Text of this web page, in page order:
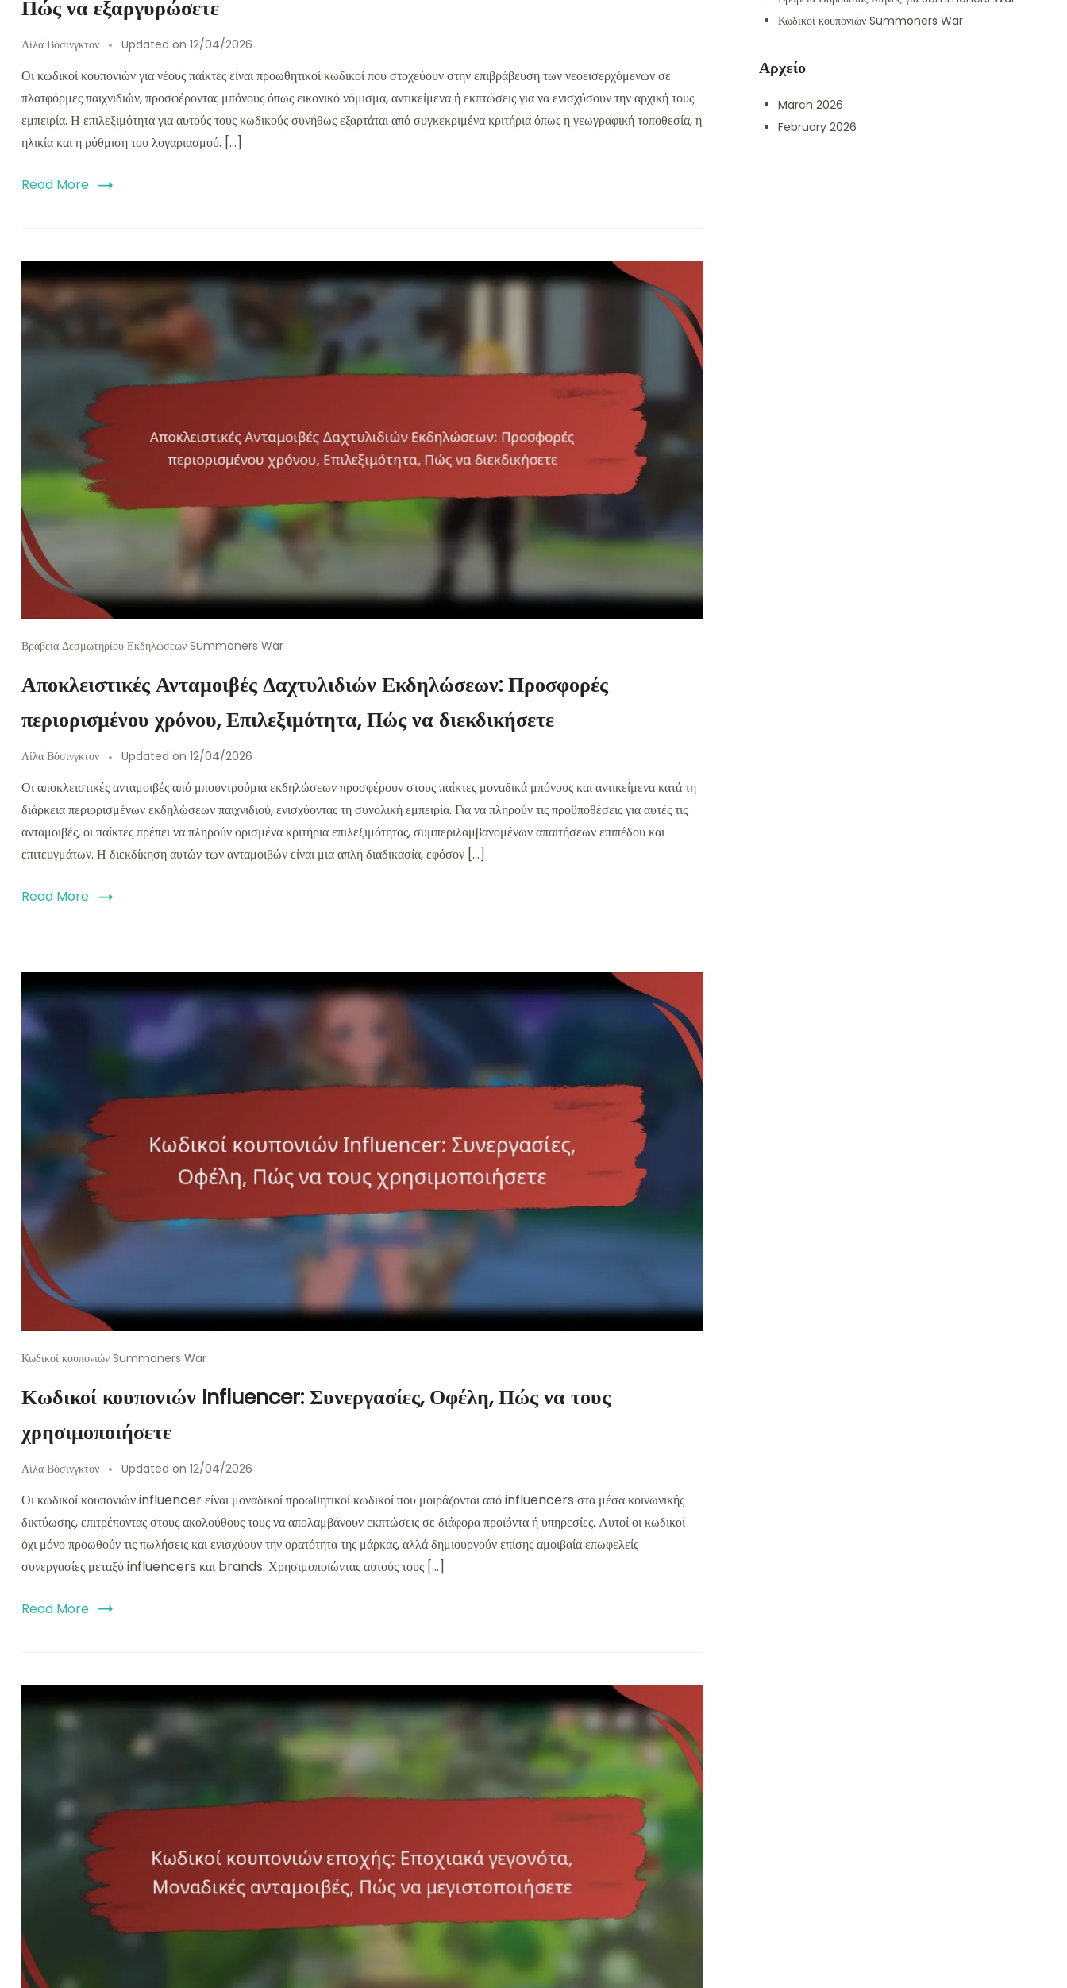
Πώς να εξαργυρώσετε
Λίλα Βόσινγκτον Updated on 12/04/2026
Οι κωδικοί κουπονιών για νέους παίκτες είναι προωθητικοί κωδικοί που στοχεύουν στην επιβράβευση των νεοεισερχόμενων σε
πλατφόρμες παιχνιδιών, προσφέροντας μπόνους όπως εικονικό νόμισμα, αντικείμενα ή εκπτώσεις για να ενισχύσουν την αρχική τους
εμπειρία. Η επιλεξιμότητα για αυτούς τους κωδικούς συνήθως εξαρτάται από συγκεκριμένα κριτήρια όπως η γεωγραφική τοποθεσία, η
ηλικία και η ρύθμιση του λογαριασμού. […]
Read More
Βραβεία Δεσμωτηρίου Εκδηλώσεων Summoners War
Αποκλειστικές Ανταμοιβές Δαχτυλιδιών Εκδηλώσεων: Προσφορές
περιορισμένου χρόνου, Επιλεξιμότητα, Πώς να διεκδικήσετε
Λίλα Βόσινγκτον Updated on 12/04/2026
Οι αποκλειστικές ανταμοιβές από μπουντρούμια εκδηλώσεων προσφέρουν στους παίκτες μοναδικά μπόνους και αντικείμενα κατά τη
διάρκεια περιορισμένων εκδηλώσεων παιχνιδιού, ενισχύοντας τη συνολική εμπειρία. Για να πληρούν τις προϋποθέσεις για αυτές τις
ανταμοιβές, οι παίκτες πρέπει να πληρούν ορισμένα κριτήρια επιλεξιμότητας, συμπεριλαμβανομένων απαιτήσεων επιπέδου και
επιτευγμάτων. Η διεκδίκηση αυτών των ανταμοιβών είναι μια απλή διαδικασία, εφόσον […]
Read More
Κωδικοί κουπονιών Summoners War
Κωδικοί κουπονιών Influencer: Συνεργασίες, Οφέλη, Πώς να τους
χρησιμοποιήσετε
Λίλα Βόσινγκτον Updated on 12/04/2026
Οι κωδικοί κουπονιών influencer είναι μοναδικοί προωθητικοί κωδικοί που μοιράζονται από influencers στα μέσα κοινωνικής
δικτύωσης, επιτρέποντας στους ακολούθους τους να απολαμβάνουν εκπτώσεις σε διάφορα προϊόντα ή υπηρεσίες. Αυτοί οι κωδικοί
όχι μόνο προωθούν τις πωλήσεις και ενισχύουν την ορατότητα της μάρκας, αλλά δημιουργούν επίσης αμοιβαία επωφελείς
συνεργασίες μεταξύ influencers και brands. Χρησιμοποιώντας αυτούς τους […]
Read More
Κωδικοί κουπονιών Summoners War
Αρχείο
March 2026
February 2026